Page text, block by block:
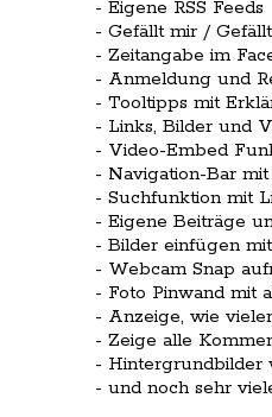
- Eigene RSS Feeds
- Gefällt mir /
- Zeitangabe im
- Anmeldung und
- Tooltipps mit
- Links, Bilder und
- Video-Embed
- Navigation-Bar
- Suchfunktion mit
- Eigene Beiträge
- Bilder einfügen
- Webcam Snap
- Foto Pinwand mit
- Anzeige, wie
- Zeige alle
- Hintergrundbilder
- und noch sehr